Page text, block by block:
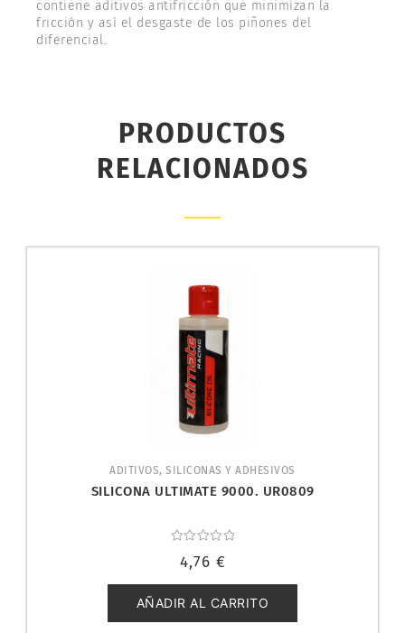
contiene aditivos antifricción que minimizan la
fricción y así el desgaste de los piñones del
diferencial.
PRODUCTOS
RELACIONADOS
ADITIVOS, SILICONAS Y ADHESIVOS
SILICONA ULTIMATE 9000. UR0809
con
de
5
4,76 €
AÑADIR AL CARRITO